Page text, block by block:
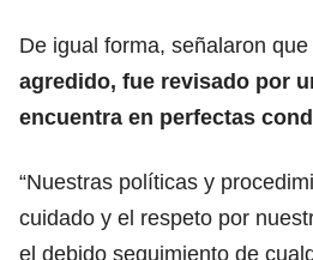
De igual forma, señalaron que
agredido, fue revisado por
encuentra en perfectas
“Nuestras políticas y
cuidado y el respeto por
el debido seguimiento de